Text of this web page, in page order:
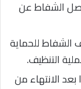
الشفاط عن
الشفاط للحماية
التنظيف.
الانتهاء من